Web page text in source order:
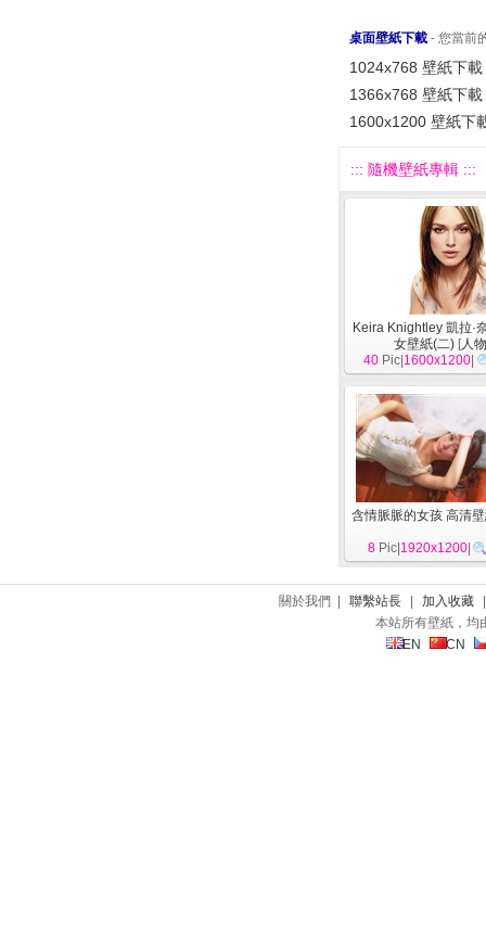
桌面壁紙下載 - 您當前
1024x768 壁紙下載
1366x768 壁紙下載
1600x1200 壁紙下
::: 隨機壁紙專輯 :::
Keira Knightley 凱拉·
女壁紙(二) [人
40 Pic| 1600x1200
含情脈脈的女孩 高清
8 Pic| 1920x1200
關於我們 | 聯繫站長 加入收藏
本站所有壁紙，均
EN
CN